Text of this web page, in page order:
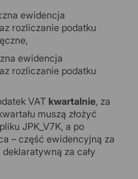
ewidencja
rozliczanie podatku
ewidencja
rozliczanie podatku
VAT kwartalnie, za
muszą złożyć
JPK_V7K, a po
– część ewidencyjną za
za cały